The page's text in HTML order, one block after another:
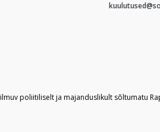
poliitiliselt ja majanduslikult sõltumatu